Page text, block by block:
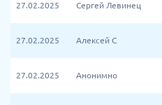
27.02.2025 Сергей Левинец
27.02.2025 Алексей С
27.02.2025 Анонимно